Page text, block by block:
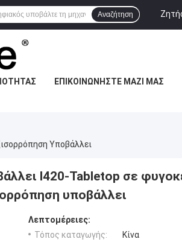
Αναζήτηση
ΕΠΙΚΟΙΝΩΝΉΣΤΕ ΜΑΖΊ ΜΑΣ
Υποβάλλει
l420-Tabletop σε
υποβάλλει
Λεπτομέρειες:
Τόπος καταγωγής:
Κίνα